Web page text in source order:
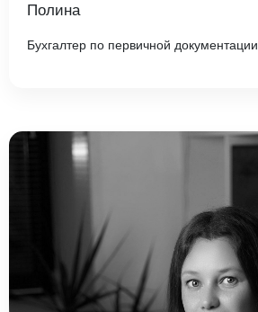
Полина
Бухгалтер по первичной документации